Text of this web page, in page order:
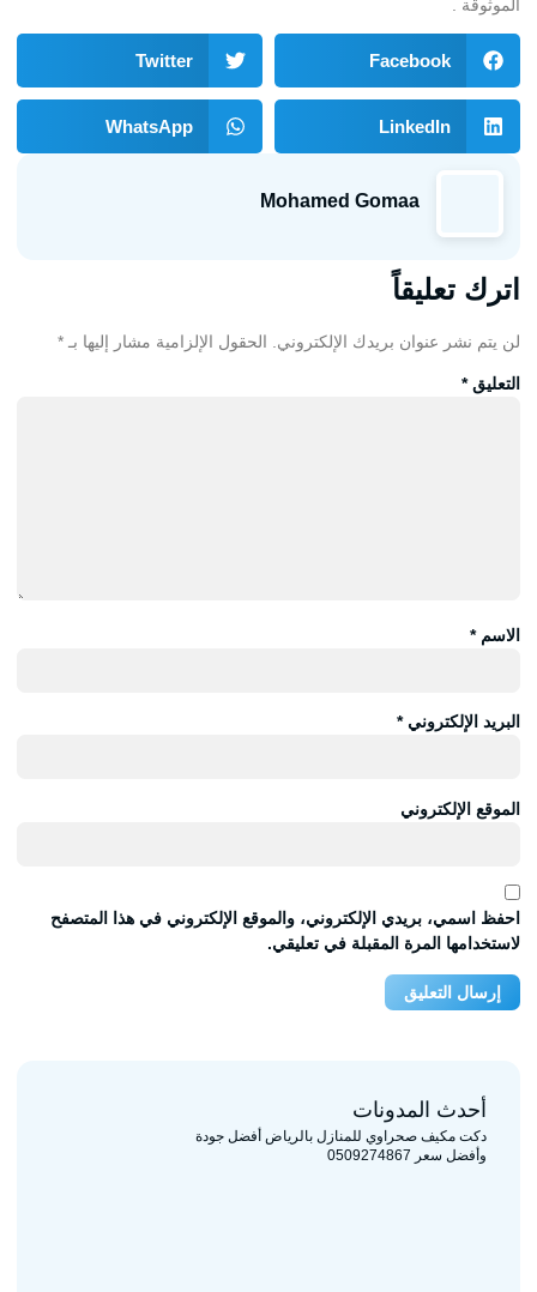
الموثوقة .
Facebook
Twitter
LinkedIn
WhatsApp
Mohamed Gomaa
اترك تعليقاً
لن يتم نشر عنوان بريدك الإلكتروني. الحقول الإلزامية مشار إليها بـ *
التعليق*
الاسم*
البريد الإلكتروني*
الموقع الإلكتروني
احفظ اسمي، بريدي الإلكتروني، والموقع الإلكتروني في هذا المتصفح
لاستخدامها المرة المقبلة في تعليقي.
أحدث المدونات
دكت مكيف صحراوي للمنازل بالرياض أفضل جودة
وأفضل سعر 0509274867